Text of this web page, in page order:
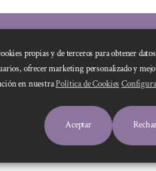
propias y de terceros para obtener
ofrecer marketing personalizado y
en nuestraPolítica de Cookies
Aceptar